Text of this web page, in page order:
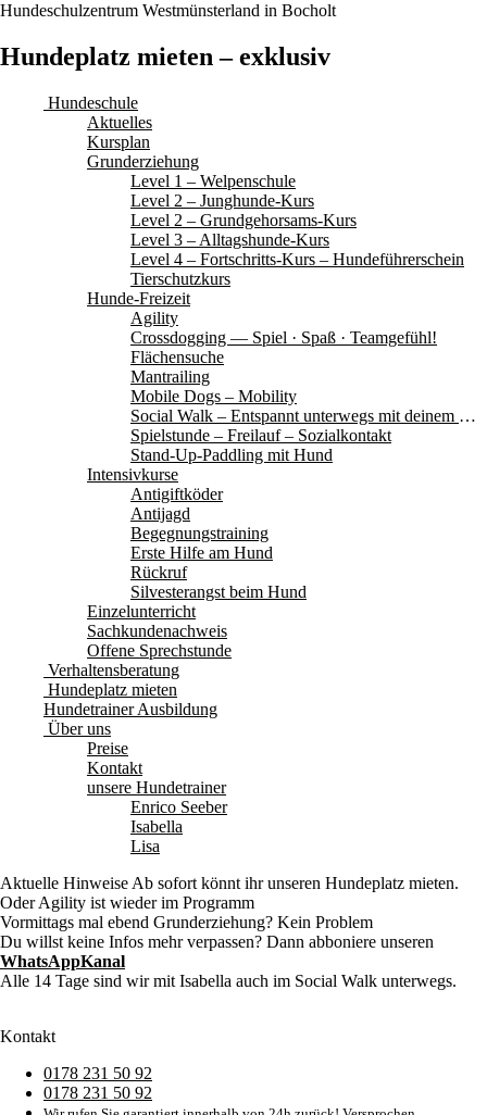
Hundeschulzentrum Westmünsterland in Bocholt
Hundeplatz mieten – exklusiv
Hundeschule
Aktuelles
Kursplan
Grunderziehung
Level 1 – Welpenschule
Level 2 – Junghunde-Kurs
Level 2 – Grundgehorsams-Kurs
Level 3 – Alltagshunde-Kurs
Level 4 – Fortschritts-Kurs – Hundeführerschein
Tierschutzkurs
Hunde-Freizeit
Agility
Crossdogging — Spiel · Spaß · Teamgefühl!
Flächensuche
Mantrailing
Mobile Dogs – Mobility
Social Walk – Entspannt unterwegs mit deinem Hund
Spielstunde – Freilauf – Sozialkontakt
Stand-Up-Paddling mit Hund
Intensivkurse
Antigiftköder
Antijagd
Begegnungstraining
Erste Hilfe am Hund
Rückruf
Silvesterangst beim Hund
Einzelunterricht
Sachkundenachweis
Offene Sprechstunde
Verhaltensberatung
Hundeplatz mieten
Hundetrainer Ausbildung
Über uns
Preise
Kontakt
unsere Hundetrainer
Enrico Seeber
Isabella
Lisa
Aktuelle Hinweise Ab sofort könnt ihr unseren Hundeplatz mieten.
Oder Agility ist wieder im Programm
Vormittags mal ebend Grunderziehung? Kein Problem
Du willst keine Infos mehr verpassen? Dann abboniere unseren
WhatsAppKanal
Alle 14 Tage sind wir mit Isabella auch im Social Walk unterwegs.
Kontakt
0178 231 50 92
0178 231 50 92